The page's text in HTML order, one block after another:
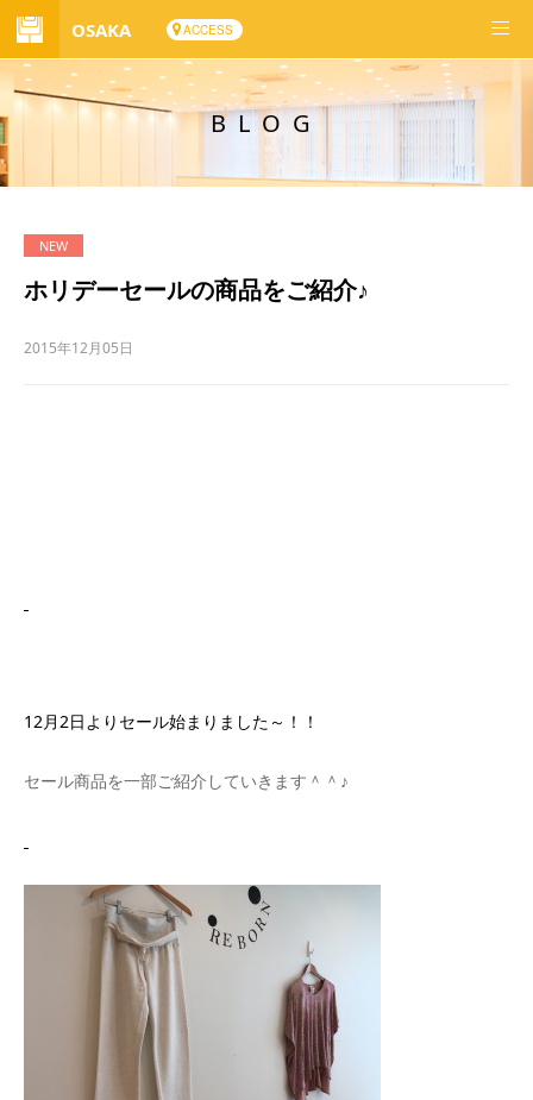
OSAKA ACCESS
BLOG
ホリデーセールの商品をご紹介♪
2015年12月05日
12月2日よりセール始まりました～！！
セール商品を一部ご紹介していきます＾＾♪